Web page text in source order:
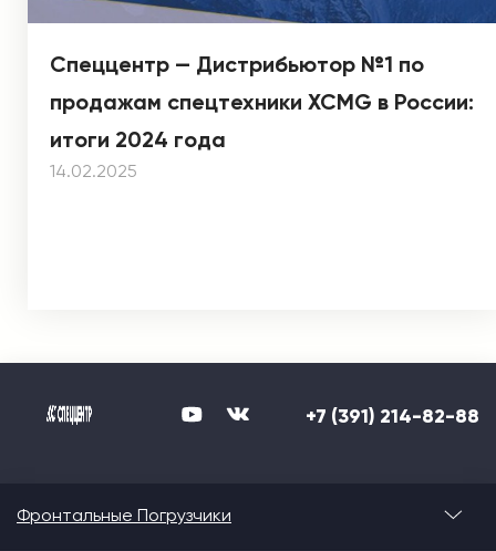
Спеццентр — Дистрибьютор №1 по
продажам спецтехники XCMG в России:
итоги 2024 года
14.02.2025
+7 (391) 214-82-88
Фронтальные Погрузчики